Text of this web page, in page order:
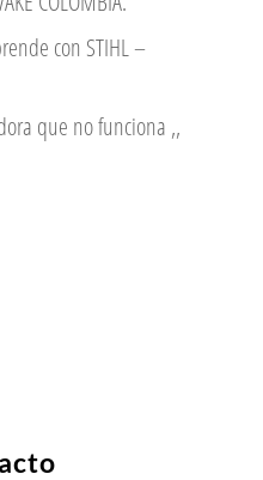
con STIHL –
que no funciona ,,